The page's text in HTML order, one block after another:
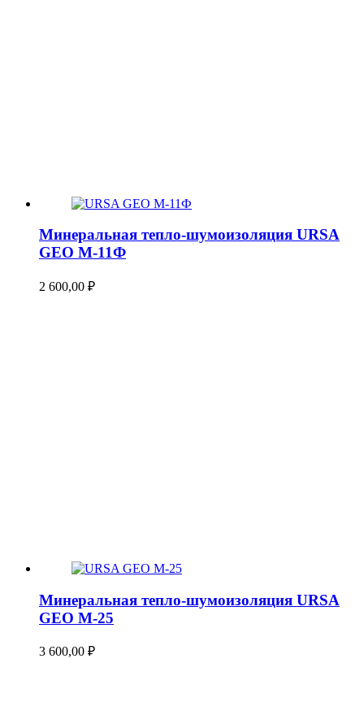
Минеральная тепло-шумоизоляция URSA
GEO М-11Ф
2 600,00 ₽
Минеральная тепло-шумоизоляция URSA
GEO М-25
3 600,00 ₽